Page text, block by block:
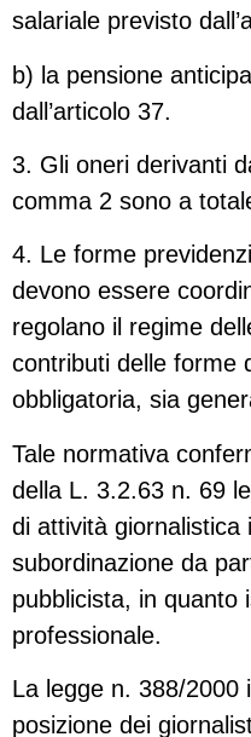
salariale previsto
b) la pensione
dall’articolo 37.
3. Gli oneri derivanti
comma 2 sono a
4. Le forme
devono essere
regolano il regime
contributi delle forme
obbligatoria, sia
Tale normativa
della L. 3.2.63 n. 69
di attività giornalistica
subordinazione da
pubblicista, in quanto
professionale.
La legge n. 388/2000
posizione dei